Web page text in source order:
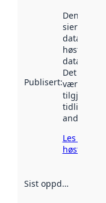
Publisert:
Denne
sier når
datasettet
høstet av
Det kan ha
vært
tilgjengelig
tidligere
andre
Les mer om
høsting her
Sist oppdatert